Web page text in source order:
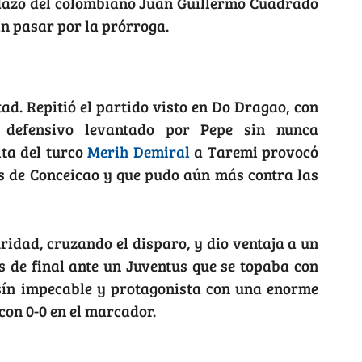
pasar por la prórroga.
Repitió el partido visto en Do Dragao, con
levantado por Pepe sin nunca
del turco Merih Demirala Taremi provocó
Conceicao y que pudo aún más contra las
cruzando el disparo, y dio ventaja a un
final ante un Juventus que se topaba con
impecable y protagonista con una enorme
0-0 en el marcador.